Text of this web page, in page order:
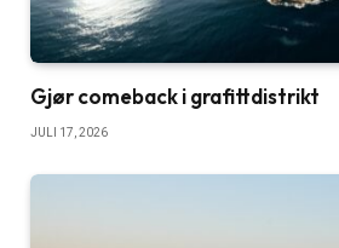
Gjør comeback i grafittdistrikt
JULI 17, 2026